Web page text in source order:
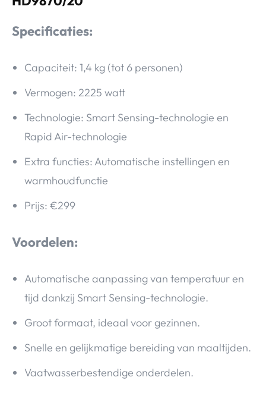
Specificaties:
Capaciteit: 1,4 kg (tot 6 personen)
Vermogen: 2225 watt
Technologie: Smart Sensing-technologie en
Rapid Air-technologie
Extra functies: Automatische instellingen en
warmhoudfunctie
Prijs: €299
Voordelen:
Automatische aanpassing van temperatuur en
tijd dankzij Smart Sensing-technologie.
Groot formaat, ideaal voor gezinnen.
Snelle en gelijkmatige bereiding van maaltijden.
Vaatwasserbestendige onderdelen.